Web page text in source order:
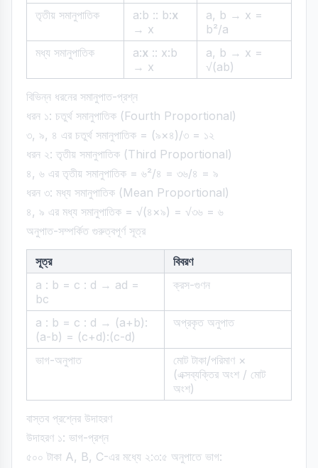
তৃতীয় সমানুপাতিক
a:b :: b:x
→ x
a, b → x =
b²/a
মধ্য সমানুপাতিক
a:x :: x:b
→ x
a, b → x =
√(ab)
বিভিন্ন ধরনের সমানুপাত-প্রশ্ন
ধরন ১: চতুর্থ সমানুপাতিক (Fourth Proportional)
৩, ৯, ৪ এর চতুর্থ সমানুপাতিক = (৯×৪)/৩ = ১২
ধরন ২: তৃতীয় সমানুপাতিক (Third Proportional)
৪, ৬ এর তৃতীয় সমানুপাতিক = ৬²/৪ = ৩৬/৪ = ৯
ধরন ৩: মধ্য সমানুপাতিক (Mean Proportional)
৪, ৯ এর মধ্য সমানুপাতিক = √(৪×৯) = √৩৬ = ৬
অনুপাত-সম্পর্কিত গুরুত্বপূর্ণ সূত্র
সূত্র
বিবরণ
a : b = c : d → ad =
bc
ক্রস-গুণন
a : b = c : d → (a+b):
(a-b) = (c+d):(c-d)
অপ্রকৃত অনুপাত
ভাগ-অনুপাত
মোট টাকা/পরিমাণ ×
(এক্সব্যক্তির অংশ / মোট
অংশ)
বাস্তব প্রশ্নের উদাহরণ
উদাহরণ ১: ভাগ-প্রশ্ন
৫০০ টাকা A, B, C-এর মধ্যে ২:৩:৫ অনুপাতে ভাগ: